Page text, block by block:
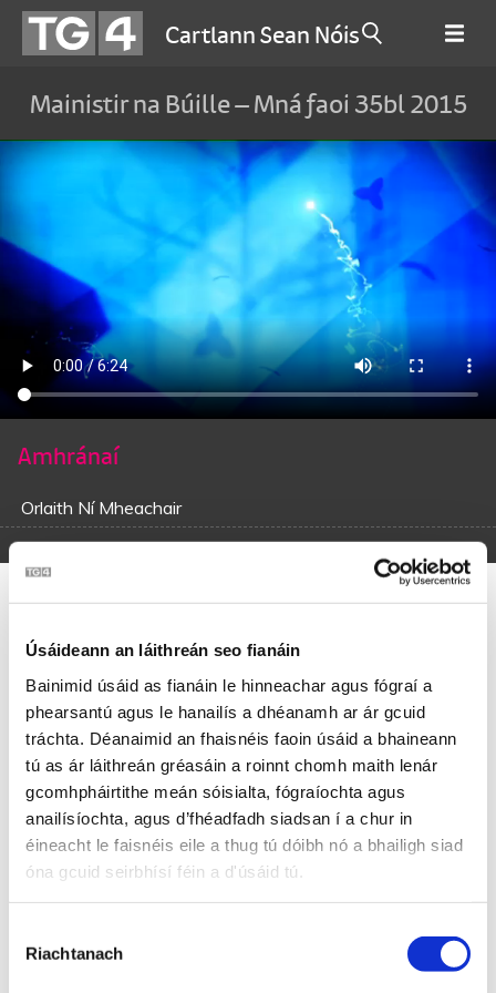
Úsáideann an láithreán seo fianáin
Bainimid úsáid as fianáin le hinneachar agus fógraí a
phearsantú agus le hanailís a dhéanamh ar ár gcuid
tráchta. Déanaimid an fhaisnéis faoin úsáid a bhaineann
tú as ár láithreán gréasáin a roinnt chomh maith lenár
gcomhpháirtithe meán sóisialta, fógraíochta agus
anailísíochta, agus d’fhéadfadh siadsan í a chur in
éineacht le faisnéis eile a thug tú dóibh nó a bhailigh siad
óna gcuid seirbhísí féin a d'úsáid tú.
Toilithe
Riachtanach
Cartlann Sean Nóis
Mainistir na Búille – Mná faoi 35bl 2015
Amhránaí
Orlaith Ní Mheachair
Mainistir na Búille – Mná faoi 35bl
2015
‘Gus chaith mé seacht seachtainí i Mainistir na Búille
Ar mo luí dhom ar mo leaba, ní mo chodladh ach i mo
dhúiseacht,
Ag súil leat chuile leathuair go dtabharfá an sagart faoi rún
leat,
Óra, bhí tú do mo mhealladh nó gur chaill mé mo chliú leat.
Chuaigh mo mhuintir go Baile an Róba ag fáil mo chónra á
déanamh
Is chuaigh an chuid eile acu go Coillte Eochaill i baint mo
chróchair de bharr géaga,
Is tá súil le Rí na Glóire agam go bhfuileadar uilig bréagach,